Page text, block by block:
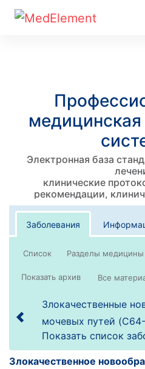
медицинская
Электронная база
клинические
рекомендации,
Заболевания
Список
Все
Злокачественные
мочевых путей
Показать список
Злокачественное